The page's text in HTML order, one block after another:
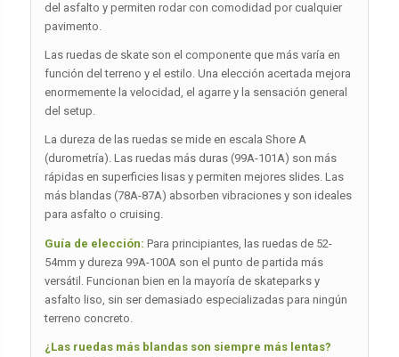
del asfalto y permiten rodar con comodidad por cualquier
pavimento.
Las ruedas de skate son el componente que más varía en
función del terreno y el estilo. Una elección acertada mejora
enormemente la velocidad, el agarre y la sensación general
del setup.
La dureza de las ruedas se mide en escala Shore A
(durometría). Las ruedas más duras (99A-101A) son más
rápidas en superficies lisas y permiten mejores slides. Las
más blandas (78A-87A) absorben vibraciones y son ideales
para asfalto o cruising.
Guía de elección: Para principiantes, las ruedas de 52-
54mm y dureza 99A-100A son el punto de partida más
versátil. Funcionan bien en la mayoría de skateparks y
asfalto liso, sin ser demasiado especializadas para ningún
terreno concreto.
¿Las ruedas más blandas son siempre más lentas?